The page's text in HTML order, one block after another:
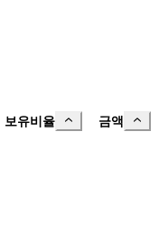
보유비율 금액